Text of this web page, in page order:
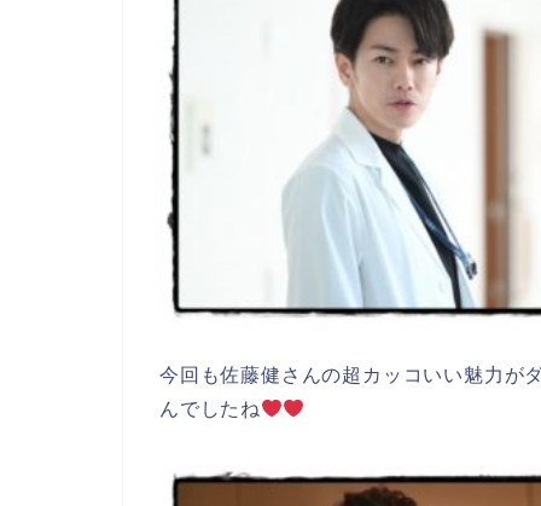
今回も佐藤健さんの超カッコいい魅力が
んでしたね